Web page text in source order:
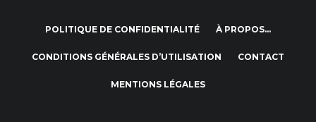
POLITIQUE DE CONFIDENTIALITÉ À PROPOS…
CONDITIONS GÉNÉRALES D’UTILISATION CONTACT
MENTIONS LÉGALES